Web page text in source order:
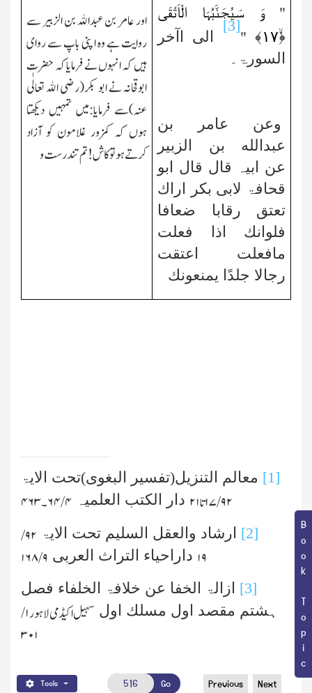
Book Topic
" وَ سَیُجَنَّبُہَا الْاَتْقَی
﴿ۙ۱۷﴾ "
[3]
الی اآخر
السورۃ۔
وعن عامر بن
عبدالله بن الزبیر
عن ابیہ قال قال ابو
قحافۃ لابی بکر اراك
تعتق رقابا ضعافا
فلوانك اذا فعلت
مافعلت اعتقت
رجالا جلدًا یمنعونك
اور عامر بن عبدالله بن الزبیر سے
روایت ہے وہ اپنی باپ سے روای
ہیں کہ انہوں نے فرمایا کہ حضرت
ابوقحانہ نے ابو بکر(رضی الله تعالٰی
عنہ)سے فرمایا:میں تمہیں دیکھتا
ہوں کہ کمزور غلامون کو آزاد
کرتے ہوتو کاش ! تم تندرست و
[1] معالم التنزیل(تفسیر البغوی)تحت الایۃ
۹۲ /۱۷ تا ۲۱ دار الکتب العلمیہ ۴ /۶۴۔۴۶۳
[2] ارشاد والعقل السلیم تحت الایۃ
۹۲ /
۱۹ داراحیاء التراث العربی ۹/۱۶۸
[3] ازالۃ الخفا عن خلافۃ الخلفاء فصل
ہشتم مقصد اول مسلك اول
سہیل اکیڈمی لاہور ۱ /
۳۰۱
Tools Go Previous Next